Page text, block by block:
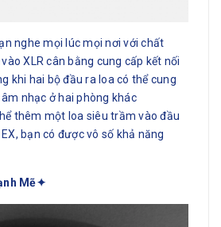
nghe mọi lúc mọi nơi với chất
XLR cân bằng cung cấp kết nối
khi hai bộ đầu ra loa có thể cung
nhạc ở hai phòng khác
thêm một loa siêu trầm vào đầu
bạn có được vô số khả năng
Mẽ✦